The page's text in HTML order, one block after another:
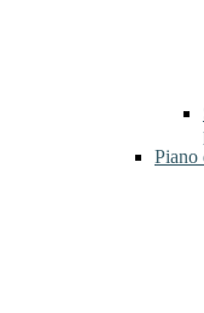
Piano